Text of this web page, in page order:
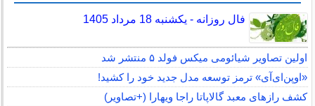
فال روزانه - یکشنبه 18 مرداد 1405
اولین تصاویر شیائومی میکس فولد ۵ منتشر شد
«اوپن‌ای‌آی» ترمز توسعه مدل جدید خود را کشید!
کشف رازهای معبد گالاپاتا راجا ویهارا (+تصاویر)